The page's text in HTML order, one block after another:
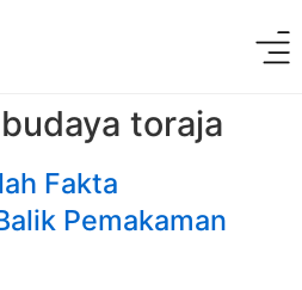
budaya toraja
Fakta
Pemakaman